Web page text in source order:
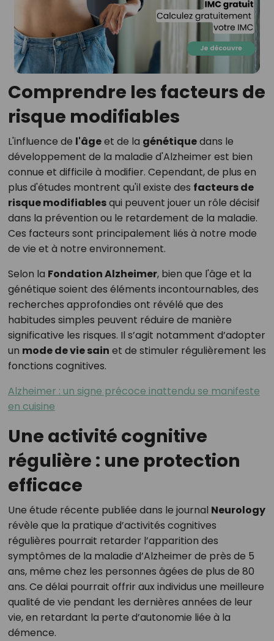
Comprendre les facteurs de
risque modifiables
L'influence de l'âgeet de la génétiquedans le
développement de la maladie d'Alzheimer est bien
connue et difficile à modifier. Cependant, de plus en
plus d'études montrent qu'il existe des facteurs de
risque modifiablesqui peuvent jouer un rôle décisif
dans la prévention ou le retardement de la maladie.
Ces facteurs sont principalement liés à notre mode
de vie et à notre environnement.
Selon la Fondation Alzheimer, bien que l'âge et la
génétique soient des éléments incontournables, des
recherches approfondies ont révélé que des
habitudes simples peuvent réduire de manière
significative les risques. Il s’agit notamment d’adopter
un mode de vie sain et de stimuler régulièrement les
fonctions cognitives.
Alzheimer : un signe précoce inattendu se manifeste
en cuisine
Une activité cognitive
régulière : une protection
efficace
Une étude récente publiée dans le journal Neurology
révèle que la pratique d’activités cognitives
régulières pourrait retarder l’apparition des
symptômes de la maladie d’Alzheimer de près de 5
ans, même chez les personnes âgées de plus de 80
ans. Ce délai pourrait offrir aux individus une meilleure
qualité de vie pendant les dernières années de leur
vie, en retardant la perte d’autonomie liée à la
démence.